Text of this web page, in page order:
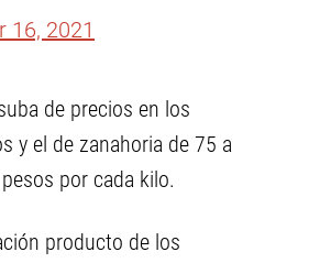
16, 2021
de precios en los
y el de zanahoria de 75 a
por cada kilo.
producto de los